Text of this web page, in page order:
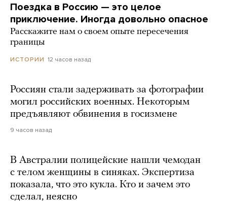
Поездка в Россию — это целое
приключение. Иногда довольно опасное
Расскажите нам о своем опыте пересечения
границы
ИСТОРИИ 12 часов назад
Россиян стали задерживать за фотографии
могил российских военных. Некоторым
предъявляют обвинения в госизмене
9 часов назад
В Австралии полицейские нашли чемодан
с телом женщины в синяках. Экспертиза
показала, что это кукла. Кто и зачем это
сделал, неясно